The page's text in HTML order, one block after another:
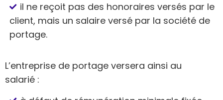
il ne reçoit pas des honoraires versés par le
client, mais un salaire versé par la société de
portage.
L’entreprise de portage versera ainsi au
salarié :